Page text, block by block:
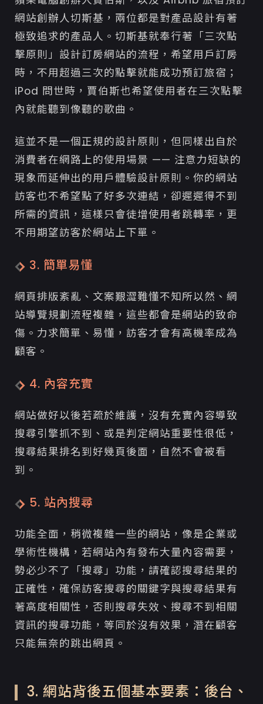
網站創辦人切斯基，兩位都是對產品設計有著
極致追求的產品人。切斯基就奉行著「三次點
擊原則」設計訂房網站的流程，希望用戶訂房
時，不用超過三次的點擊就能成功預訂旅宿；
iPod 問世時，賈伯斯也希望使用者在三次點擊
內就能聽到像聽的歌曲。
這並不是一個正規的設計原則，但同樣出自於
消費者在網路上的使用場景 —— 注意力短缺的
現象而延伸出的用戶體驗設計原則。你的網站
訪客也不希望點了好多次連結，卻遲遲得不到
所需的資訊，這樣只會徒增使用者跳轉率，更
不用期望訪客於網站上下單。
3. 簡單易懂
網頁排版紊亂、文案艱澀難懂不知所以然、網
站導覽規劃流程複雜，這些都會是網站的致命
傷。力求簡單、易懂，訪客才會有高機率成為
顧客。
4. 內容充實
網站做好以後若疏於維護，沒有充實內容導致
搜尋引擎抓不到、或是判定網站重要性很低，
搜尋結果排名到好幾頁後面，自然不會被看
到。
5. 站內搜尋
功能全面，稍微複雜一些的網站，像是企業或
學術性機構，若網站內有發布大量內容需要，
勢必少不了「搜尋」功能，請確認搜尋結果的
正確性，確保訪客搜尋的關鍵字與搜尋結果有
著高度相關性，否則搜尋失效、搜尋不到相關
資訊的搜尋功能，等同於沒有效果，潛在顧客
只能無奈的跳出網頁。
3. 網站背後五個基本要素：後台、